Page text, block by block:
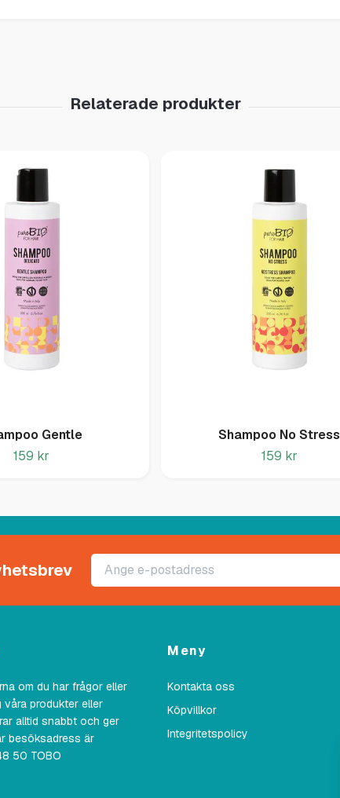
Gentle
159 kr
Shampoo No Stress
159 kr
om du har frågor eller
våra produkter eller
alltid snabbt och ger
besöksadress är
50 TOBO
Meny
Kontakta oss
Köpvillkor
Integritetspolicy